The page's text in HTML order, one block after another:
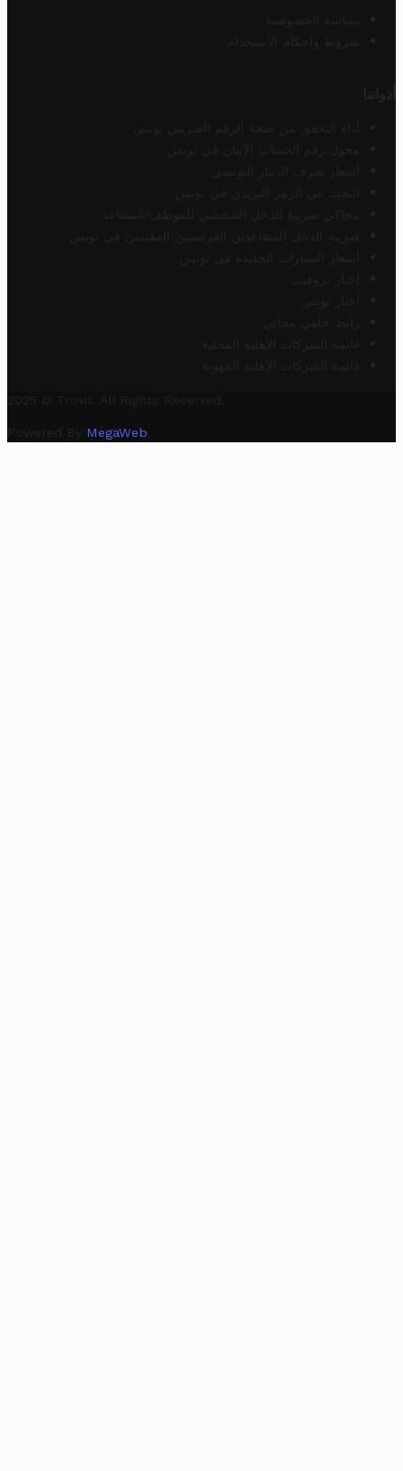
سياسة الخصوصية
شروط وأحكام الاستخدام
أدواتنا
أداة التحقق من صحة الرقم الضريبي تونس
محول رقم الحساب الآيبان في تونس
أسعار صرف الدينار التونسي
البحث عن الرمز البريدي في تونس
محاكي ضريبة الدخل الشخصي للموظف/المتقاعد
ضريبة الدخل للمتقاعدين الفرنسيين المقيمين في تونس
أسعار السيارات الجديدة في تونس
أخبار تروفيت
أخبار تونس
رابط خلفي مجاني
قائمة الشركات الأهلية المحلية
قائمة الشركات الأهلية الجهوية
2025 © Trovit. All Rights Reserved.
Powered By MegaWeb